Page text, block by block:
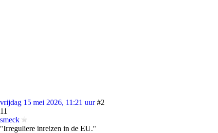
vrijdag 15 mei 2026, 11:21 uur #2
11
smeck
"Irreguliere inreizen in de EU."